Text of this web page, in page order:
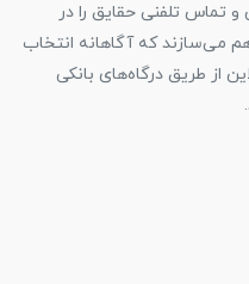
تماس تلفنی حقایق را در
می‌سازند که آگاهانه انتخاب
از طریق درگاه‌های بانکی